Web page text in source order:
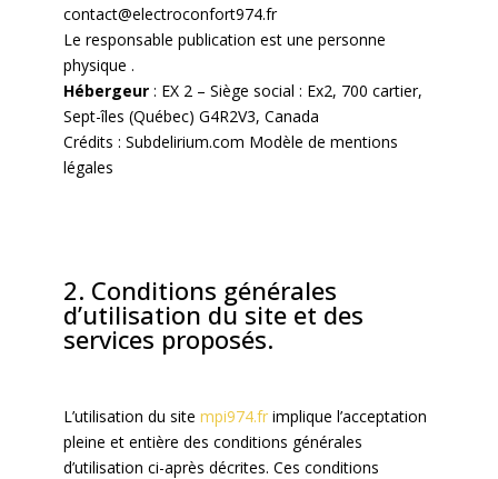
contact@electroconfort974.fr
Le responsable publication est une personne
physique .
Hébergeur : EX 2 – Siège social : Ex2, 700 cartier,
Sept-îles (Québec) G4R2V3, Canada
Crédits : Subdelirium.com Modèle de mentions
légales
2. Conditions générales
d’utilisation du site et des
services proposés.
L’utilisation du site mpi974.fr implique l’acceptation
pleine et entière des conditions générales
d’utilisation ci-après décrites. Ces conditions